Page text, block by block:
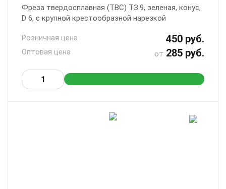
Фреза твердосплавная (ТВС) ТЗ.9, зеленая, конус,
D 6, с крупной крестообразной нарезкой
Розничная цена 450 руб.
Оптовая цена от 285 руб.